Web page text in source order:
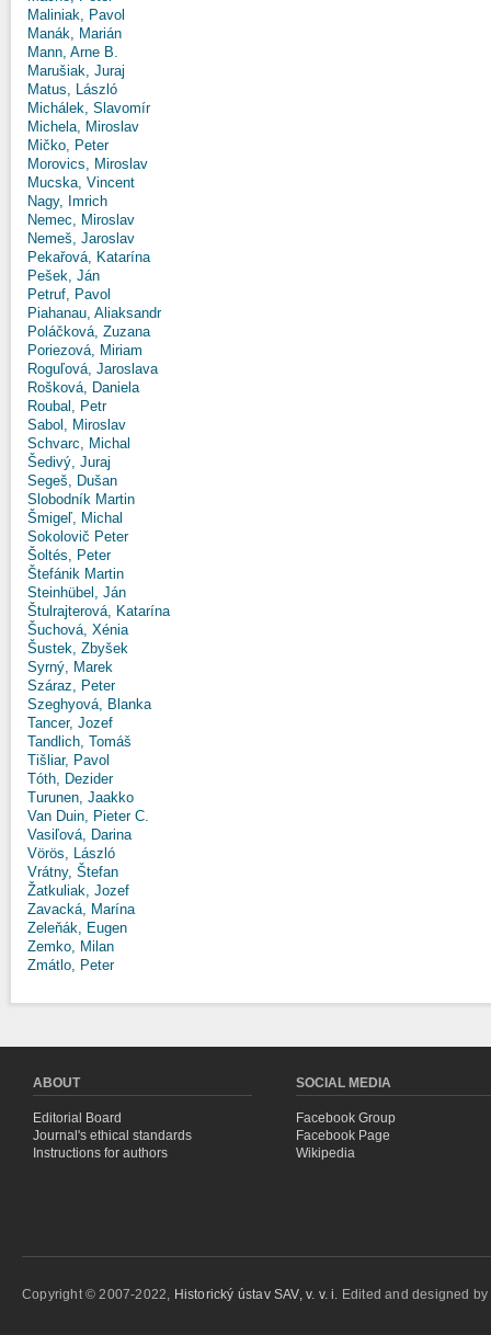
Maliniak, Pavol
Manák, Marián
Mann, Arne B.
Marušiak, Juraj
Matus, László
Michálek, Slavomír
Michela, Miroslav
Mičko, Peter
Morovics, Miroslav
Mucska, Vincent
Nagy, Imrich
Nemec, Miroslav
Nemeš, Jaroslav
Pekařová, Katarína
Pešek, Ján
Petruf, Pavol
Piahanau, Aliaksandr
Poláčková, Zuzana
Poriezová, Miriam
Roguľová, Jaroslava
Rošková, Daniela
Roubal, Petr
Sabol, Miroslav
Schvarc, Michal
Šedivý, Juraj
Segeš, Dušan
Slobodník Martin
Šmigeľ, Michal
Sokolovič Peter
Šoltés, Peter
Štefánik Martin
Steinhübel, Ján
Štulrajterová, Katarína
Šuchová, Xénia
Šustek, Zbyšek
Syrný, Marek
Száraz, Peter
Szeghyová, Blanka
Tancer, Jozef
Tandlich, Tomáš
Tišliar, Pavol
Tóth, Dezider
Turunen, Jaakko
Van Duin, Pieter C.
Vasiľová, Darina
Vörös, László
Vrátny, Štefan
Žatkuliak, Jozef
Zavacká, Marína
Zeleňák, Eugen
Zemko, Milan
Zmátlo, Peter
ABOUT
Editorial Board
Journal's ethical standards
Instructions for authors
SOCIAL MEDIA
Facebook Group
Facebook Page
Wikipedia
Copyright © 2007-2022, Historický ústav SAV, v. v. i. Edited and designed by